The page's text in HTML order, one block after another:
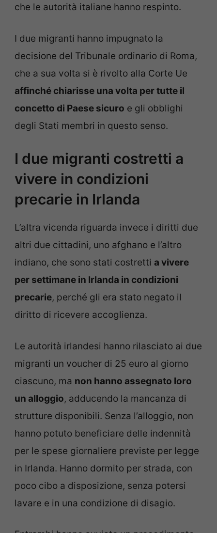
che le autorità italiane hanno respinto.
I due migranti hanno impugnato la
decisione del Tribunale ordinario di Roma,
che a sua volta si è rivolto alla Corte Ue
affinché chiarisse una volta per tutte il
concetto di Paese sicuro e gli obblighi
degli Stati membri in questo senso.
I due migranti costretti a
vivere in condizioni
precarie in Irlanda
L’altra vicenda riguarda invece i diritti due
altri due cittadini, uno afghano e l’altro
indiano, che sono stati costretti a vivere
per settimane in Irlanda in condizioni
precarie, perché gli era stato negato il
diritto di ricevere accoglienza.
Le autorità irlandesi hanno rilasciato ai due
migranti un voucher di 25 euro al giorno
ciascuno, ma non hanno assegnato loro
un alloggio, adducendo la mancanza di
strutture disponibili. Senza l’alloggio, non
hanno potuto beneficiare delle indennità
per le spese giornaliere previste per legge
in Irlanda. Hanno dormito per strada, con
poco cibo a disposizione, senza potersi
lavare e in una condizione di disagio.